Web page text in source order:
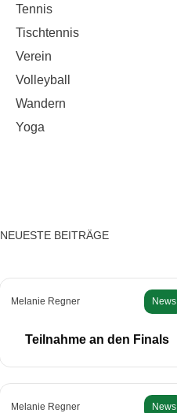
Tennis
Tischtennis
Verein
Volleyball
Wandern
Yoga
NEUESTE BEITRÄGE
Melanie Regner News
Teilnahme an den Finals
Melanie Regner News